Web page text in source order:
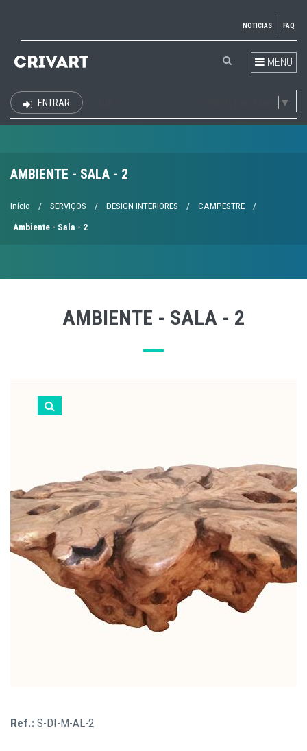
NOTICIAS FAQ
MENU
▼
ENTRAR
AMBIENTE - SALA - 2
Início / SERVIÇOS / DESIGN INTERIORES / CAMPESTRE /
Ambiente - Sala - 2
AMBIENTE - SALA - 2
Ref.: S-DI-M-AL-2